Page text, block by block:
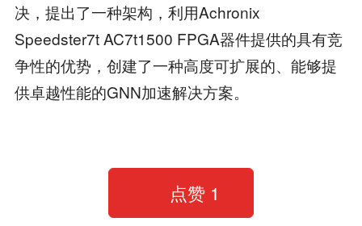
决，提出了一种架构，利用Achronix
Speedster7t AC7t1500 FPGA器件提供的具有竞
争性的优势，创建了一种高度可扩展的、能够提
供卓越性能的GNN加速解决方案。
点赞 1